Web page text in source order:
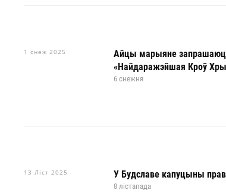
1 снеж 2025
Айцы марыяне запрашаюць
«Найдаражэйшая Кроў
6 снежня
13 Ліст 2025 У Будславе капуцыны
8 лістапада